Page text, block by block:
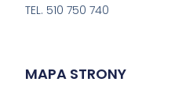
TEL. 510 750 740
MAPA STRONY